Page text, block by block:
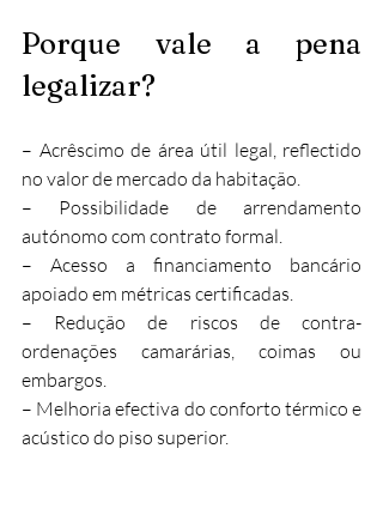
Porque vale a pena
legalizar?
– Acrêscimo de área útil legal, reflectido
no valor de mercado da habitação.
– Possibilidade de arrendamento
autónomo com contrato formal.
– Acesso a financiamento bancário
apoiado em métricas certificadas.
– Redução de riscos de contra-
ordenações camarárias, coimas ou
embargos.
– Melhoria efectiva do conforto térmico e
acústico do piso superior.